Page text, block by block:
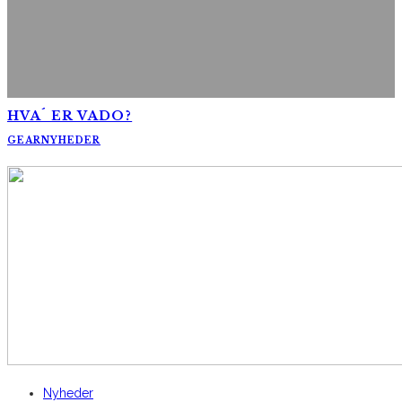
HVA´ ER VADO?
GEARNYHEDER
Nyheder